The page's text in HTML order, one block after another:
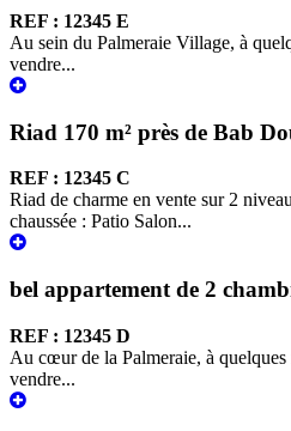
REF : 12345 E
Au sein du Palmeraie Village, à
vendre...
Riad 170 m² près de Bab
REF : 12345 C
Riad de charme en vente sur 2
chaussée : Patio Salon...
bel appartement de 2
REF : 12345 D
Au cœur de la Palmeraie, à
vendre...